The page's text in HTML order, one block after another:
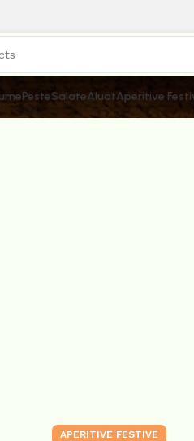
PesteSalateAluatAperitive
APERITIVE FESTIVE